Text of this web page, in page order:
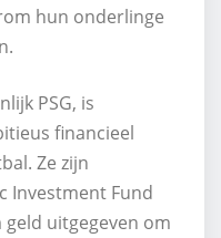
hun onderlinge
PSG, is
financieel
Ze zijn
Investment Fund
uitgegeven om